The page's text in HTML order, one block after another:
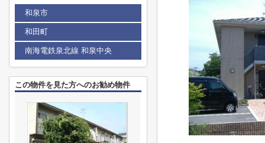
和泉市
和田町
南海電鉄泉北線 和泉中央
この物件を見た方へのお勧め物件